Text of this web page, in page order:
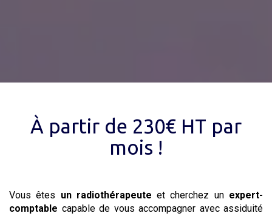
À partir de 230€ HT par
mois !
Vous êtes un radiothérapeute et cherchez un expert-
comptable capable de vous accompagner avec assiduité